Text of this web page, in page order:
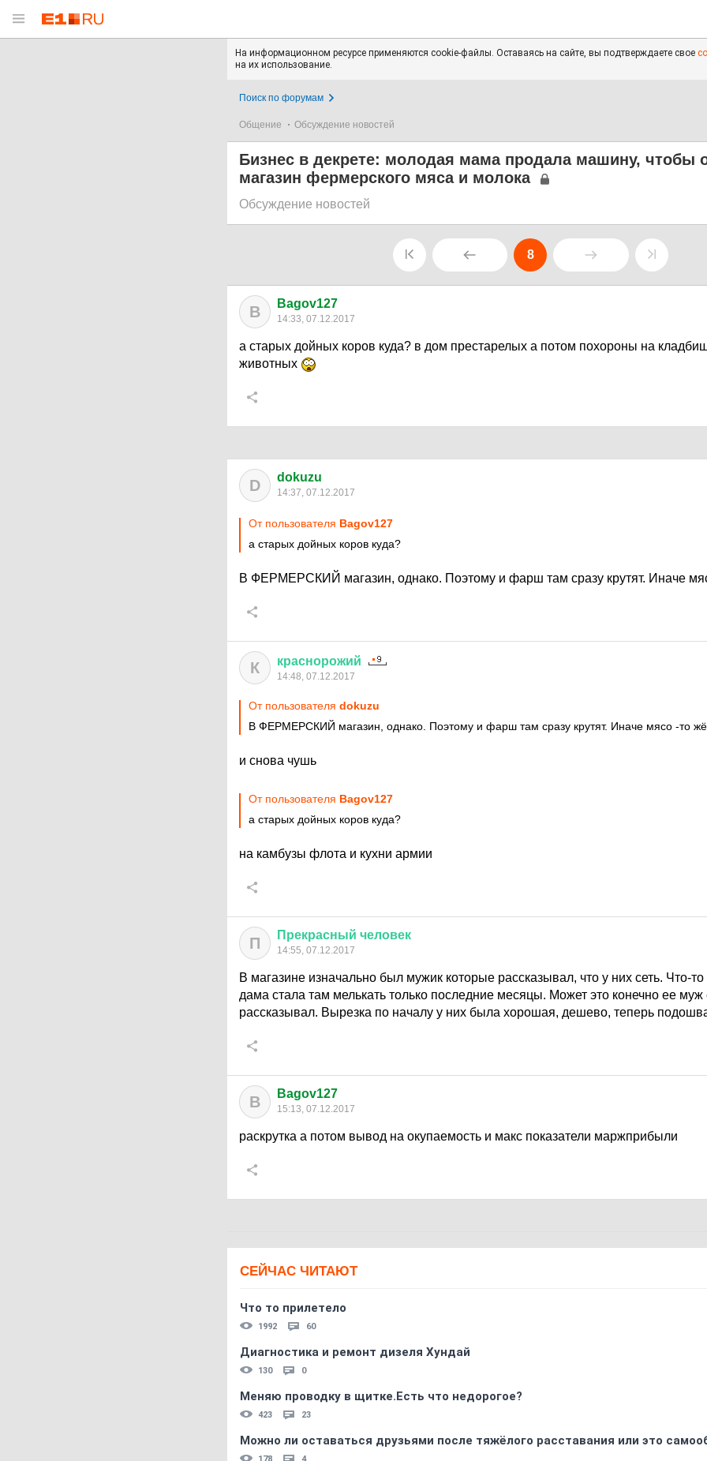
На информационном ресурсе применяются cookie-файлы. Оставаясь на сайте, вы подтверждаете свое
на их использование.
Поиск по форумам
Общение Обсуждение новостей
Бизнес в декрете: молодая мама продала машину, чтобы
магазин фермерского мяса и молока
Обсуждение новостей
8
B Bagov127
14:33, 07.12.2017
а старых дойных коров куда? в дом престарелых а потом похороны на
животных
D dokuzu
14:37, 07.12.2017
От пользователя Bagov127
а старых дойных коров куда?
В ФЕРМЕРСКИЙ магазин, однако. Поэтому и фарш там сразу крутят. Иначе
К краснорожий
14:48, 07.12.2017
От пользователя dokuzu
В ФЕРМЕРСКИЙ магазин, однако. Поэтому и фарш там сразу крутят. Иначе мясо -то
и снова чушь
От пользователя Bagov127
а старых дойных коров куда?
на камбузы флота и кухни армии
П Прекрасный человек
14:55, 07.12.2017
В магазине изначально был мужик которые рассказывал, что у них сеть. Что-то
дама стала там мелькать только последние месяцы. Может это конечно ее муж
рассказывал. Вырезка по началу у них была хорошая, дешево, теперь
B Bagov127
15:13, 07.12.2017
раскрутка а потом вывод на окупаемость и макс показатели маржприбыли
СЕЙЧАС ЧИТАЮТ
Что то прилетело
1992 60
Диагностика и ремонт дизеля Хундай
130 0
Меняю проводку в щитке.Есть что недорогое?
423 23
Можно ли оставаться друзьями после тяжёлого расставания или это